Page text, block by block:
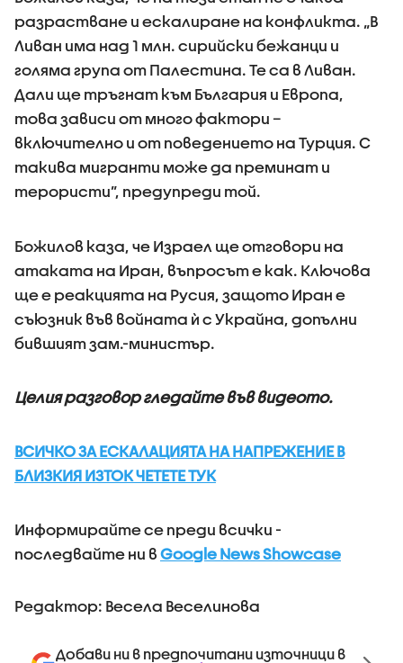
разрастване и ескалиране на конфликта. „В
Ливан има над 1 млн. сирийски бежанци и
голяма група от Палестина. Те са в Ливан.
Дали ще тръгнат към България и Европа,
това зависи от много фактори –
включително и от поведението на Турция. С
такива мигранти може да преминат и
терористи”, предупреди той.
Божилов каза, че Израел ще отговори на
атаката на Иран, въпросът е как. Ключова
ще е реакцията на Русия, защото Иран е
съюзник във войната ѝ с Украйна, допълни
бившият зам.-министър.
Целия разговор гледайте във видеото.
ВСИЧКО ЗА ЕСКАЛАЦИЯТА НА НАПРЕЖЕНИЕ В
БЛИЗКИЯ ИЗТОК ЧЕТЕТЕ ТУК
Информирайте се преди всички -
последвайте ни в Google News Showcase
Редактор: Весела Веселинова
Добави ни в предпочитани източници в